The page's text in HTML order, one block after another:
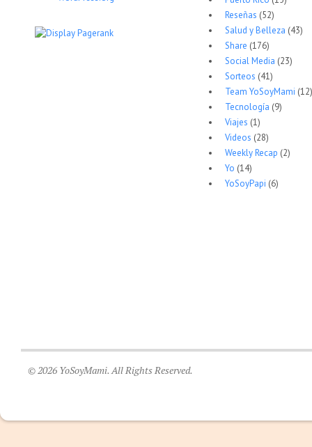
Reseñas (52)
Salud y Belleza (43)
Share (176)
Social Media (23)
Sorteos (41)
Team YoSoyMami (12)
Tecnología (9)
Viajes (1)
Videos (28)
Weekly Recap (2)
Yo (14)
YoSoyPapi (6)
© 2026 YoSoyMami. All Rights Reserved.